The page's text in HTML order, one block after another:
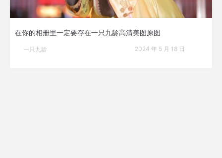
在你的相册里一定要存在一只九龄高清美图原图
一只九龄 2024 年 5 月 18 日